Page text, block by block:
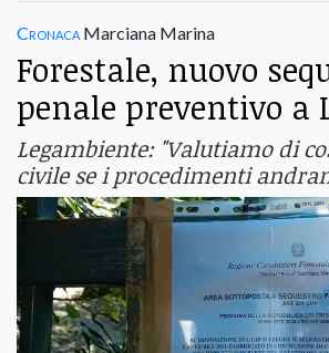
Cronaca Marciana Marina
Forestale, nuovo
penale preventivo a
Legambiente: "Valutiamo di
civile se i procedimenti